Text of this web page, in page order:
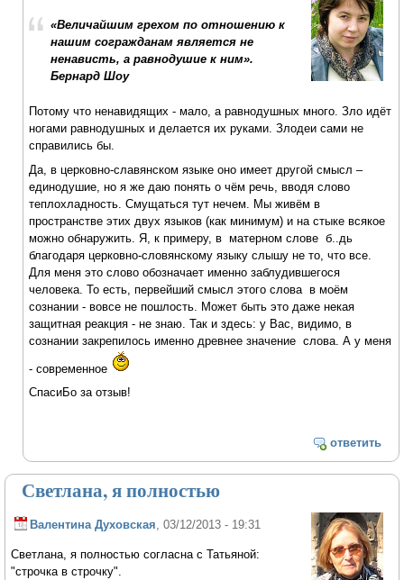
«Величайшим грехом по отношению к
нашим согражданам является не
ненависть, а равнодушие к ним».
Бернард Шоу
Потому что ненавидящих - мало, а равнодушных много. Зло идёт
ногами равнодушных и делается их руками. Злодеи сами не
справились бы.
Да, в церковно-славянском языке оно имеет другой смысл –
единодушие, но я же даю понять о чём речь, вводя слово
теплохладность. Смущаться тут нечем. Мы живём в
пространстве этих двух языков (как минимум) и на стыке всякое
можно обнаружить. Я, к примеру, в матерном слове б..дь
благодаря церковно-словянскому языку слышу не то, что все.
Для меня это слово обозначает именно заблудившегося
человека. То есть, первейший смысл этого слова в моём
сознании - вовсе не пошлость. Может быть это даже некая
защитная реакция - не знаю. Так и здесь: у Вас, видимо, в
сознании закрепилось именно древнее значение слова. А у меня
- современное
СпасиБо за отзыв!
ответить
Светлана, я полностью
Валентина Духовская, 03/12/2013 - 19:31
Светлана, я полностью согласна с Татьяной:
"строчка в строчку".